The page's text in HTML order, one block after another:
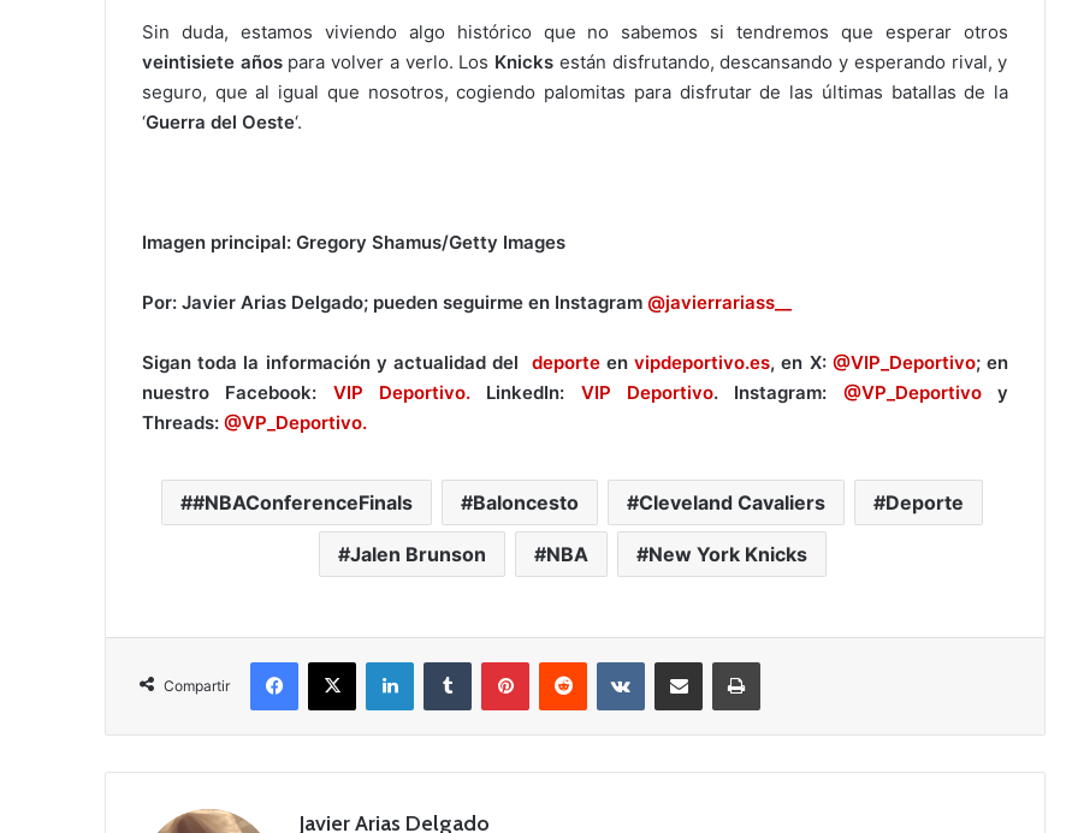
Sin duda, estamos viviendo algo histórico que no sabemos si tendremos que esperar otros
veintisiete añospara volver a verlo. Los Knicks están disfrutando, descansando y esperando rival, y
seguro, que al igual que nosotros, cogiendo palomitas para disfrutar de las últimas batallas de la
‘Guerra del Oeste‘.
Imagen principal: Gregory Shamus/Getty Images
Por: Javier Arias Delgado; pueden seguirme en Instagram @javierrariass__
Sigan toda la información y actualidad del deporteenvipdeportivo.es, en X: @VIP_Deportivo; en
nuestro Facebook: VIP Deportivo. LinkedIn: VIP Deportivo. Instagram: @VP_Deportivoy
Threads: @VP_Deportivo.
#NBAConferenceFinals Baloncesto Cleveland Cavaliers Deporte
Jalen Brunson NBA New York Knicks
Compartir
Javier Arias Delgado